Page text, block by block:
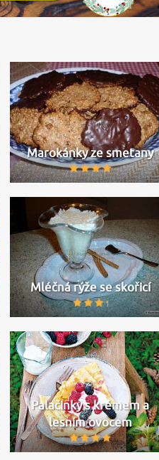
Marokánky ze smetany
Mléčná rýže se skořicí
Palačinky s krémem a
lesním ovocem